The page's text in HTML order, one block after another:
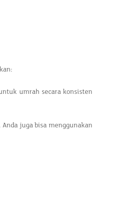
umrah secara konsisten
juga bisa menggunakan